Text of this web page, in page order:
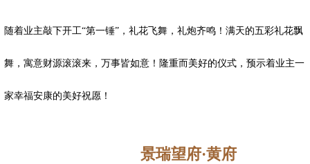
随着业主敲下开工“第一锤”，礼花飞舞，礼炮齐鸣！满天的五彩礼花飘
舞，寓意财源滚滚来，万事皆如意！隆重而美好的仪式，预示着业主一
家幸福安康的美好祝愿！
景瑞望府·黄府